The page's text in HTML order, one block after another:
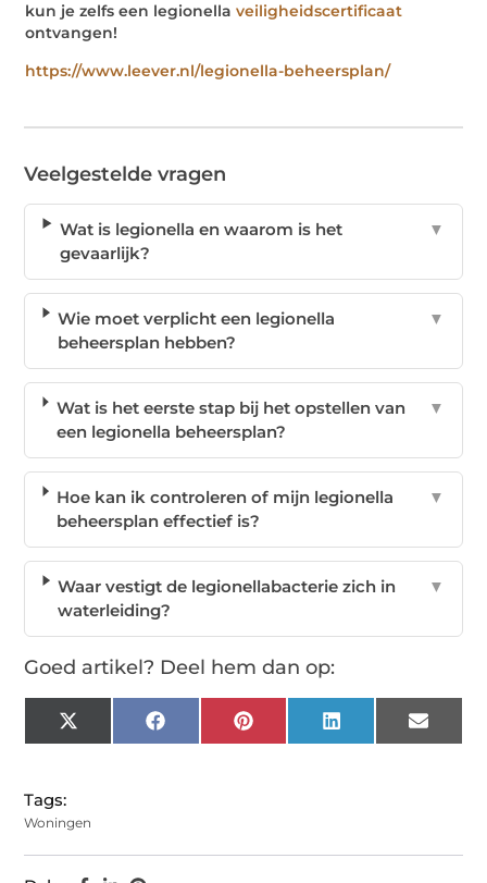
kun je zelfs een legionellaveiligheidscertificaat
ontvangen!
https://www.leever.nl/legionella-beheersplan/
Veelgestelde vragen
Wat is legionella en waarom is het
gevaarlijk?
▼
Wie moet verplicht een legionella
beheersplan hebben?
▼
Wat is het eerste stap bij het opstellen van
een legionella beheersplan?
▼
Hoe kan ik controleren of mijn legionella
beheersplan effectief is?
▼
Waar vestigt de legionellabacterie zich in
waterleiding?
▼
Goed artikel? Deel hem dan op:
X
(Twitter)
Facebook Pinterest LinkedIn Email
Tags:
Woningen